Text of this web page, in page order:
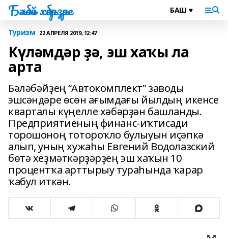
Бәләбәй хәбәрҙәре
Туризм 22 АПРЕЛЯ 2019, 12:47
Күләмдәр ҙә, эш хаҡы ла
арта
Бәләбәйҙең “Автокомплект” заводы
эшсәндәре өсөн ағымдағы йылдың икенсе
кварталы күңелле хәбәрҙән башланды.
Предприятиеның финанс-иҡтисади
торошоноң тотороҡло булыуын иҫәпкә
алып, уның хужаһы Евгений Водолазский
бөтә хеҙмәткәрҙәрҙең эш хаҡын 10
процентҡа арттырыу тураһында ҡарар
ҡабул иткән.